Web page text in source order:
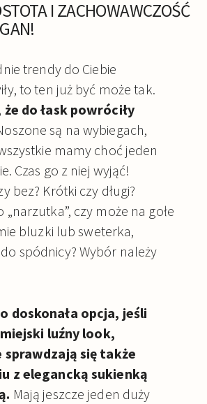
I ZACHOWAWCZOŚĆ
trendy do Ciebie
to ten już być może tak.
że do łask powróciły
są na wybiegach,
mamy choć jeden
Czas go z niej wyjąć!
bez? Krótki czy długi?
„narzutka”, czy może na gołe
bluzki lub sweterka,
spódnicy? Wybór należy
doskonała opcja, jeśli
luźny look,
się także
z elegancką sukienką
Mają jeszcze jeden duży